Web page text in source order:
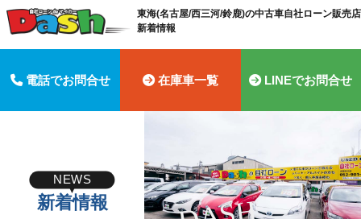
東海(名古屋/西三河/鈴鹿)の中古車自社ローン販売
新着情報
電話でお問合せ 在庫車一覧 LINEでお問合せ
NEWS
新着情報